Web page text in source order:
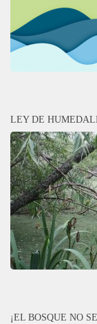
LEY DE
¡EL BOSQUE NO